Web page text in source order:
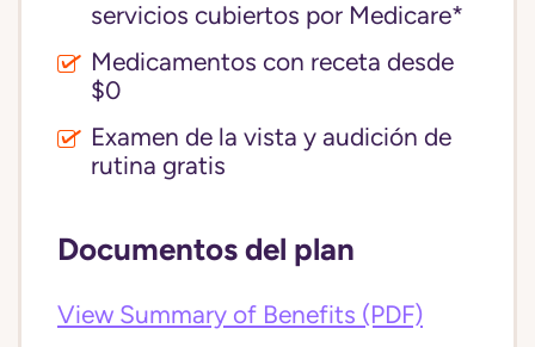
servicios cubiertos por Medicare*
Medicamentos con receta desde
$0
Examen de la vista y audición de
rutina gratis
Documentos del plan
View Summary of Benefits (PDF)